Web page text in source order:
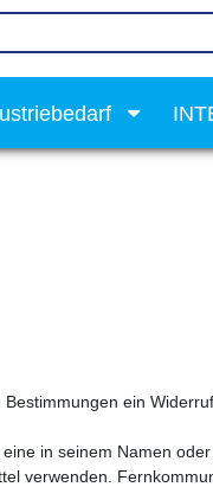
ein
in seinem Namen
verwenden.